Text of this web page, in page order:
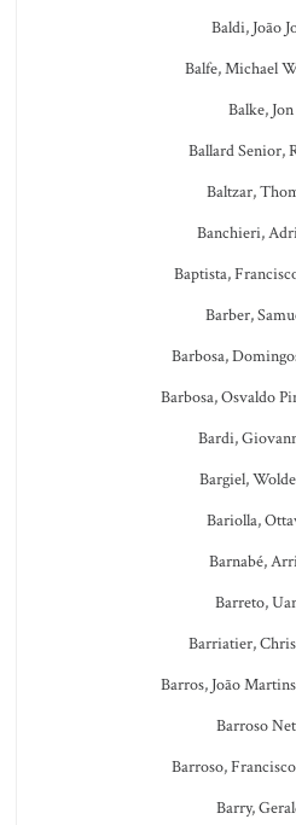
Baldi, João
Balfe, Michael
Balke, Jon
Ballard Senior,
Baltzar,
Banchieri,
Baptista,
Barber,
Barbosa,
Barbosa, Osvaldo
Bardi,
Bargiel,
Bariolla,
Barnabé,
Barreto,
Barriatier,
Barros, João
Barroso
Barroso,
Barry,